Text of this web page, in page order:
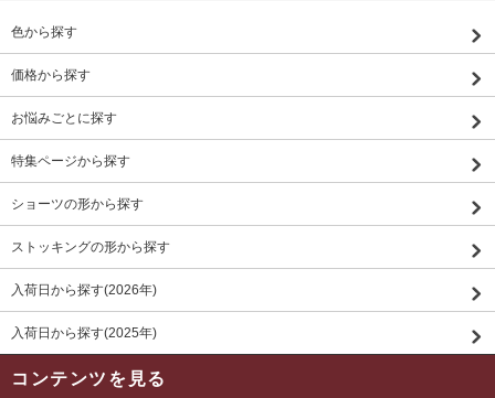
色から探す
価格から探す
お悩みごとに探す
特集ページから探す
ショーツの形から探す
ストッキングの形から探す
入荷日から探す(2026年)
入荷日から探す(2025年)
コンテンツを見る